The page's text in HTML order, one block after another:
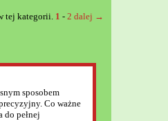
tej kategorii. 1 - 2 dalej →
sposobem
Co ważne
do pełnej